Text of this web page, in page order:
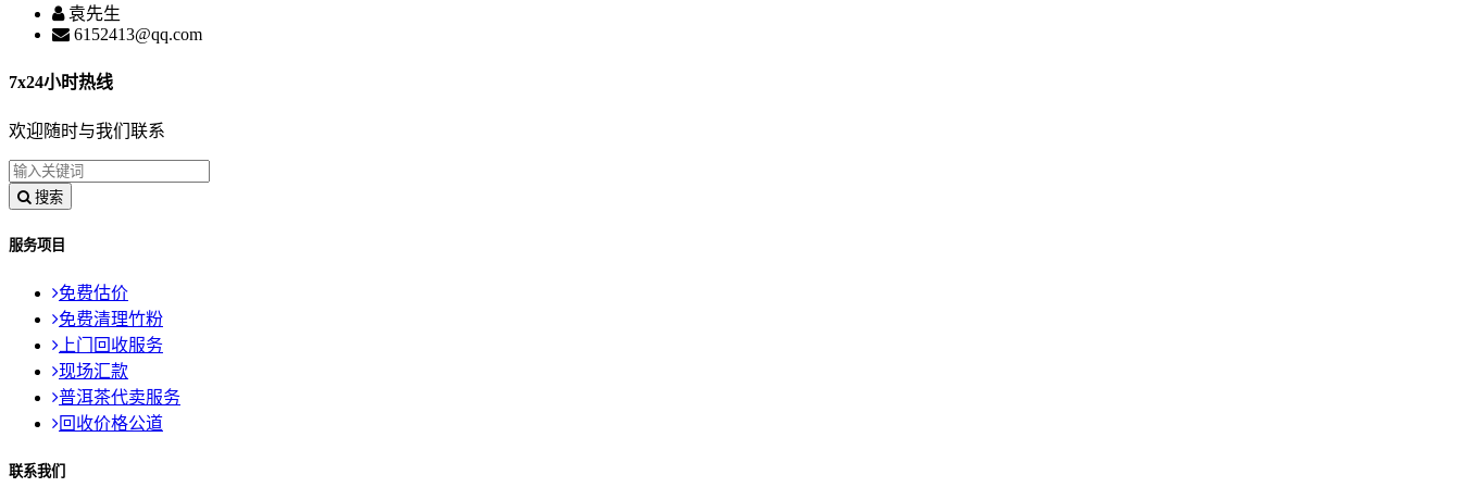
袁先生
6152413@qq.com
7x24小时热线
欢迎随时与我们联系
搜索
服务项目
免费估价
免费清理竹粉
上门回收服务
现场汇款
普洱茶代卖服务
回收价格公道
联系我们